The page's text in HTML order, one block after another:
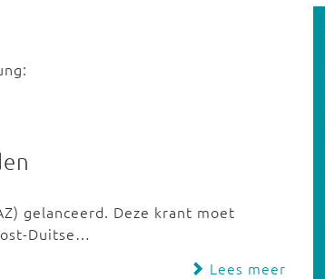
gelanceerd. Deze krant moet
Duitse…
Lees meer